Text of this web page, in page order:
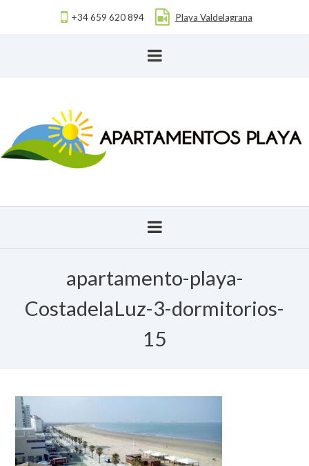
+34 659 620 894 Playa Valdelagrana
apartamento-playa-
CostadelaLuz-3-dormitorios-
15